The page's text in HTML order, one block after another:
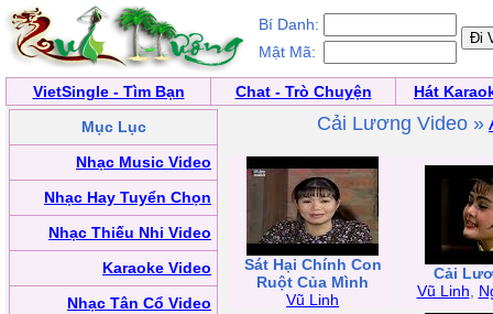
Bí Danh:
Mật Mã:
VietSingle - Tìm Bạn Chat - Trò Chuyện
Hát
Mục Lục
Nhạc Music Video
Nhạc Hay Tuyển Chọn
Nhạc Thiếu Nhi Video
Karaoke Video
Nhạc Tân Cổ Video
Cải Lương Video »
Sát Hại Chính Con
Ruột Của Mình
Vũ Linh
Cải
Vũ Linh